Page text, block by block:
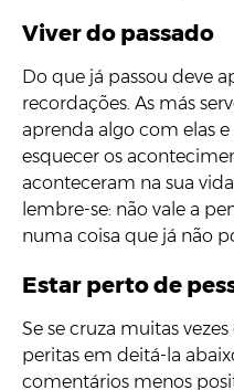
Viver do passado
Do que já passou deve
recordações. As más
aprenda algo com elas
esquecer os
aconteceram na sua
lembre-se: não vale a
numa coisa que já não
Estar perto de
Se se cruza muitas
peritas em deitá-la
comentários menos